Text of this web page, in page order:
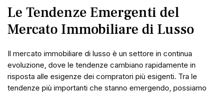
Le Tendenze Emergenti del
Mercato Immobiliare di Lusso
Il mercato immobiliare di lusso è un settore in continua
evoluzione, dove le tendenze cambiano rapidamente in
risposta alle esigenze dei compratori più esigenti. Tra le
tendenze più importanti che stanno emergendo, possiamo